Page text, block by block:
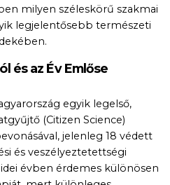
milyen széleskörű szakmai
legjelentősebb természeti
és az Év Emlőse
egyik legelső,
(Citizen Science)
jelenleg 18 védett
és veszélyeztetettségi
évben érdemes különösen